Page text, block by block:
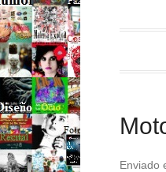
Enviado